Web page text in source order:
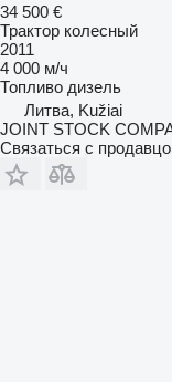
34 500 €
Трактор колесный
2011
4 000 м/ч
Топливо дизель
Литва, Kužiai
JOINT STOCK
Связаться с